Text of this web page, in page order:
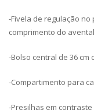
-Fivela de regulação
comprimento do avental
-Bolso central de 36
-Compartimento para
-Presilhas em contraste